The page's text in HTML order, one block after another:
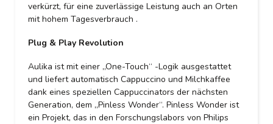
verkürzt, für eine zuverlässige Leistung auch an Orten
mit hohem Tagesverbrauch .
Plug & Play Revolution
Aulika ist mit einer „One-Touch“ -Logik ausgestattet
und liefert automatisch Cappuccino und Milchkaffee
dank eines speziellen Cappuccinators der nächsten
Generation, dem „Pinless Wonder“. Pinless Wonder ist
ein Projekt, das in den Forschungslabors von Philips